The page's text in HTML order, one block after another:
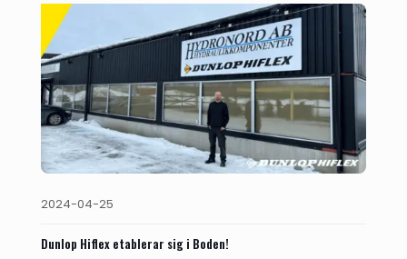
2024-04-25
Dunlop Hiflex etablerar sig i Boden!